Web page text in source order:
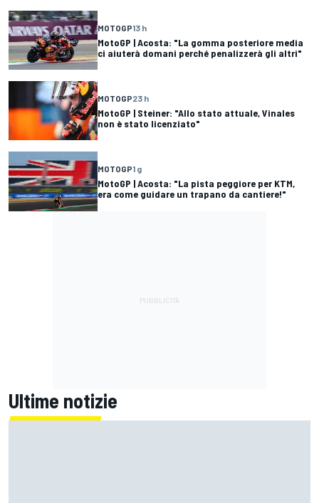
MOTOGP13 h
MotoGP | Acosta: "La gomma posteriore media
ci aiuterà domani perché penalizzerà gli altri"
MOTOGP23 h
MotoGP | Steiner: "Allo stato attuale, Vinales
non è stato licenziato"
MOTOGP1 g
MotoGP | Acosta: "La pista peggiore per KTM,
era come guidare un trapano da cantiere!"
Ultime notizie